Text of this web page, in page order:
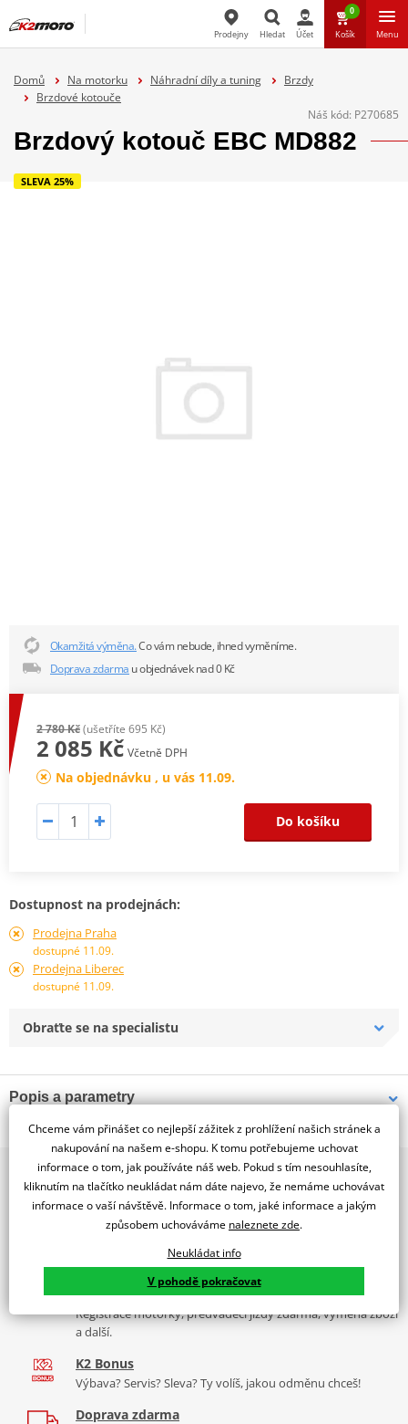
Prodejny Hledat Účet
0
Košík Menu
Domů Na motorku Náhradní díly a tuning
Brzdy
Brzdové kotouče
Náš kód: P270685
Brzdový kotouč EBC MD882
SLEVA 25%
Okamžitá výměna.Co vám nebude, ihned vyměníme.
Doprava zdarma u objednávek nad 0 Kč
2 780 Kč(ušetříte 695 Kč)
2 085 Kč Včetně DPH
Na objednávku , u vás 11.09.
Do košíku
Dostupnost na prodejnách:
Prodejna Praha
dostupné 11.09.
Prodejna Liberec
dostupné 11.09.
Obraťte se na specialistu
Popis a parametry
Jsme autorizovaný
dealer značky EBC
Brzdový kotouč EBC z nerezové oceli, navržený pro maximální
brzdný výkon a spolehlivost, kompatibilní jako náhrada za
originální kotouče.
2x multibrand showroom
9 značek motocyklů, servis, oblečení, doplňky i náhradní
díly, to vše v Praze a Liberci
Za řídítky motorek, v servisu i prodeji moto vybavení
Nadstandardní služby
Registrace motorky, předváděcí jízdy zdarma, výměna zboží
a další.
K2 Bonus
Výbava? Servis? Sleva? Ty volíš, jakou odměnu chceš!
Doprava zdarma
Chceme vám přinášet co nejlepší zážitek z prohlížení našich stránek a
nakupování na našem e-shopu. K tomu potřebujeme uchovat
informace o tom, jak používáte náš web. Pokud s tím nesouhlasíte,
kliknutím na tlačítko neukládat nám dáte najevo, že nemáme uchovávat
informace o vaší návštěvě. Informace o tom, jaké informace a jakým
způsobem uchováváme naleznete zde.
Neukládat info
V pohodě pokračovat